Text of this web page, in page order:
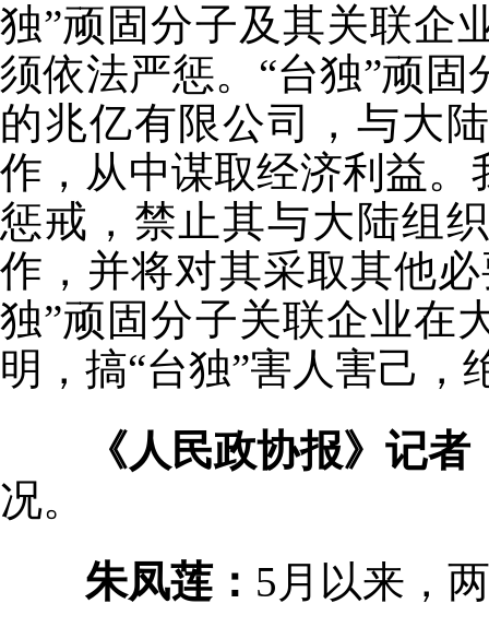
独”顽固分子及其关联企
须依法严惩。“台独”顽
的兆亿有限公司，与大
作，从中谋取经济利益
惩戒，禁止其与大陆组
作，并将对其采取其他
独”顽固分子关联企业在
明，搞“台独”害人害己，
《人民政协报》记者
况。
朱凤莲： 5月以来，